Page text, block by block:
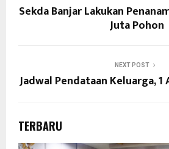
Sekda Banjar Lakukan
Juta Pohon
NEXT POST
Jadwal Pendataan Keluarga, 1
TERBARU